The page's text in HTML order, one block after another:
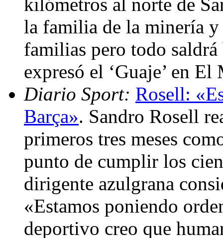
la familia de la minería y
familias pero todo
expresó el ‘Guaje’ en
Diario Sport: Rosell:
Barça». Sandro Rosell
primeros tres meses
punto de cumplir los
dirigente azulgrana
«Estamos poniendo
deportivo creo que